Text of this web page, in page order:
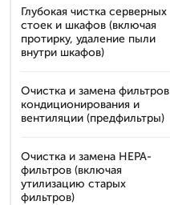
Глубокая чистка серверных
стоек и шкафов (включая
протирку, удаление пыли
внутри шкафов)
Очистка и замена фильтров
кондиционирования и
вентиляции (предфильтры)
Очистка и замена HEPA-
фильтров (включая
утилизацию старых
фильтров)